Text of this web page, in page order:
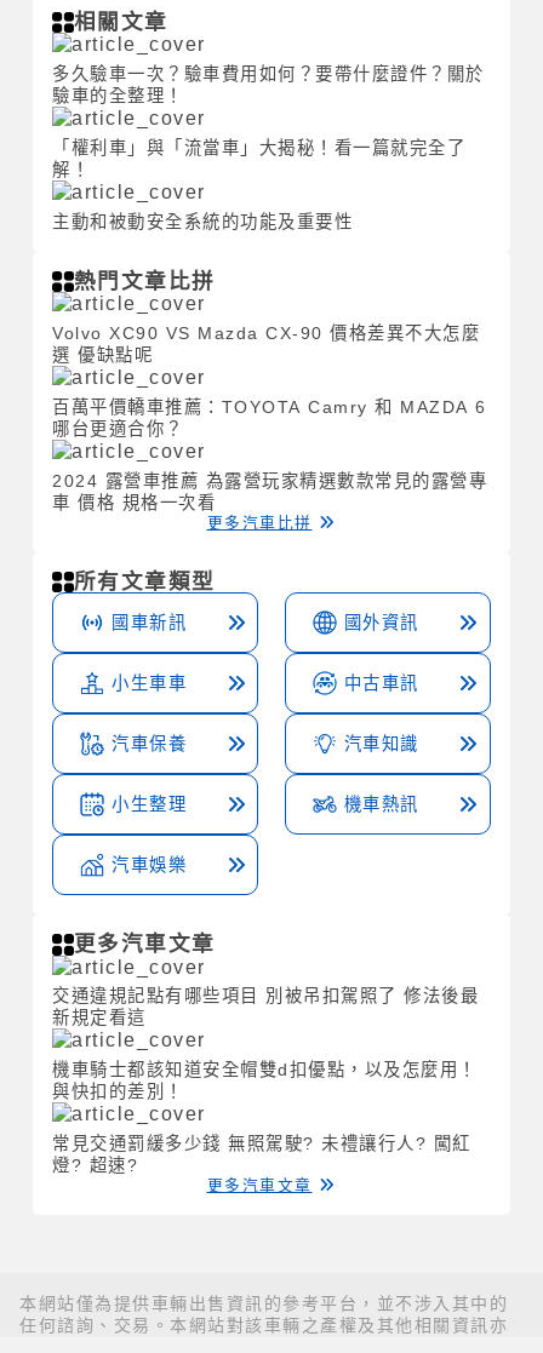
相關文章
多久驗車一次？驗車費用如何？要帶什麼證件？關於
驗車的全整理！
「權利車」與「流當車」大揭秘！看一篇就完全了
解！
主動和被動安全系統的功能及重要性
熱門文章比拼
Volvo XC90 VS Mazda CX-90 價格差異不大怎麼
選 優缺點呢
百萬平價轎車推薦：TOYOTA Camry 和 MAZDA 6
哪台更適合你？
2024 露營車推薦 為露營玩家精選數款常見的露營專
車 價格 規格一次看
更多汽車比拼
所有文章類型
國車新訊 國外資訊
小生車車 中古車訊
汽車保養 汽車知識
小生整理 機車熱訊
汽車娛樂
更多汽車文章
交通違規記點有哪些項目 別被吊扣駕照了 修法後最
新規定看這
機車騎士都該知道安全帽雙d扣優點，以及怎麼用！
與快扣的差別！
常見交通罰緩多少錢 無照駕駛? 未禮讓行人? 闖紅
燈? 超速?
更多汽車文章
本網站僅為提供車輛出售資訊的參考平台，並不涉入其中的
任何諮詢、交易。本網站對該車輛之產權及其他相關資訊亦